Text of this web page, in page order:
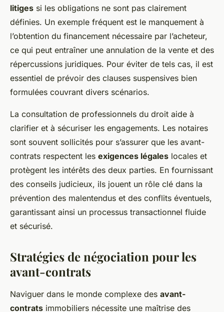
litiges si les obligations ne sont pas clairement
définies. Un exemple fréquent est le manquement à
l’obtention du financement nécessaire par l’acheteur,
ce qui peut entraîner une annulation de la vente et des
répercussions juridiques. Pour éviter de tels cas, il est
essentiel de prévoir des clauses suspensives bien
formulées couvrant divers scénarios.
La consultation de professionnels du droit aide à
clarifier et à sécuriser les engagements. Les notaires
sont souvent sollicités pour s’assurer que les avant-
contrats respectent les exigences légales locales et
protègent les intérêts des deux parties. En fournissant
des conseils judicieux, ils jouent un rôle clé dans la
prévention des malentendus et des conflits éventuels,
garantissant ainsi un processus transactionnel fluide
et sécurisé.
Stratégies de négociation pour les
avant-contrats
Naviguer dans le monde complexe des avant-
contrats immobiliers nécessite une maîtrise des